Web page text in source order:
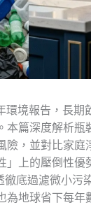
環境報告，長期
本篇深度解析瓶
險，並對比家庭
」上的壓倒性優
徹底過濾微小污
為地球省下每年